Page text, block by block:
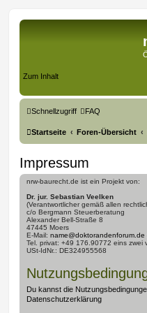
Zum Inhalt
Schnellzugriff FAQ
Startseite Foren-Übersicht
Impressum
nrw-baurecht.de ist ein Projekt von:
Dr. jur. Sebastian Veelken
(Verantwortlicher gemäß allen
c/o Bergmann Steuerberatung
Alexander Bell-Straße 8
47445 Moers
E-Mail: name@doktorandenforum.de
Tel. privat: +49 176.90772 eins zwei
USt-IdNr.: DE324955568
Du kannst die
Datenschutzerklärung